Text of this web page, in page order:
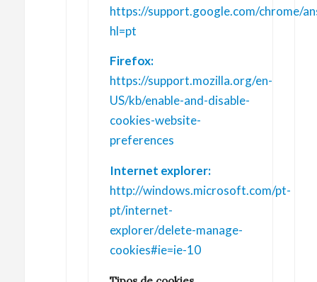
https://support.google.com/chrome/
hl=pt
Firefox:
https://support.mozilla.org/en-
US/kb/enable-and-disable-
cookies-website-
preferences
Internet explorer:
http://windows.microsoft.com/pt-
pt/internet-
explorer/delete-manage-
cookies#ie=ie-10